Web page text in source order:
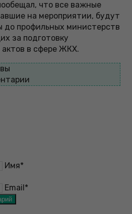
что все важные
на мероприятии, будут
до профильных министерств
за подготовку
в сфере ЖКХ.
Имя*
Email*